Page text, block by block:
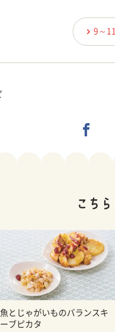
9～
とじゃがいものバランスキ
ーブピカタ